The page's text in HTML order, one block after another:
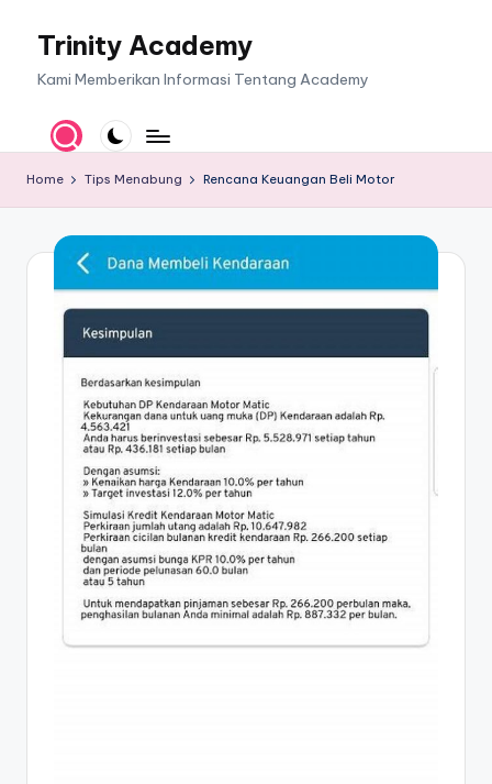
Trinity Academy
Kami Memberikan Informasi Tentang Academy
Home Tips Menabung Rencana Keuangan Beli Motor